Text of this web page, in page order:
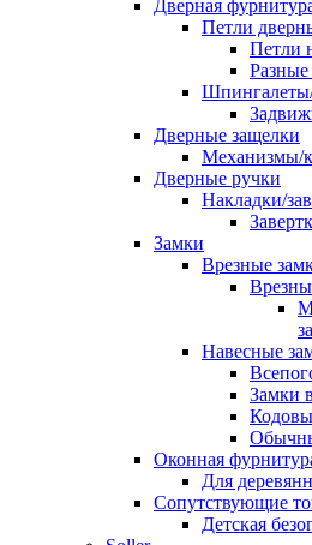
Дверная
Петли
Петли
Разные
Дверные защелки
Механизмы/
Дверные ручки
Накладки/
Замки
Врезные
Навесные
Замки
Оконная
Для
Сопутствующие
Детская